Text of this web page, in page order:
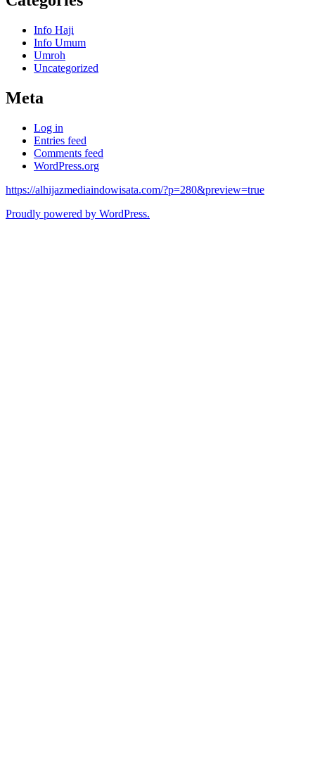
Info Haji
Info Umum
Umroh
Uncategorized
Meta
Log in
Entries feed
Comments feed
WordPress.org
https://alhijazmediaindowisata.com/?p=280&preview=true
Proudly powered by WordPress.